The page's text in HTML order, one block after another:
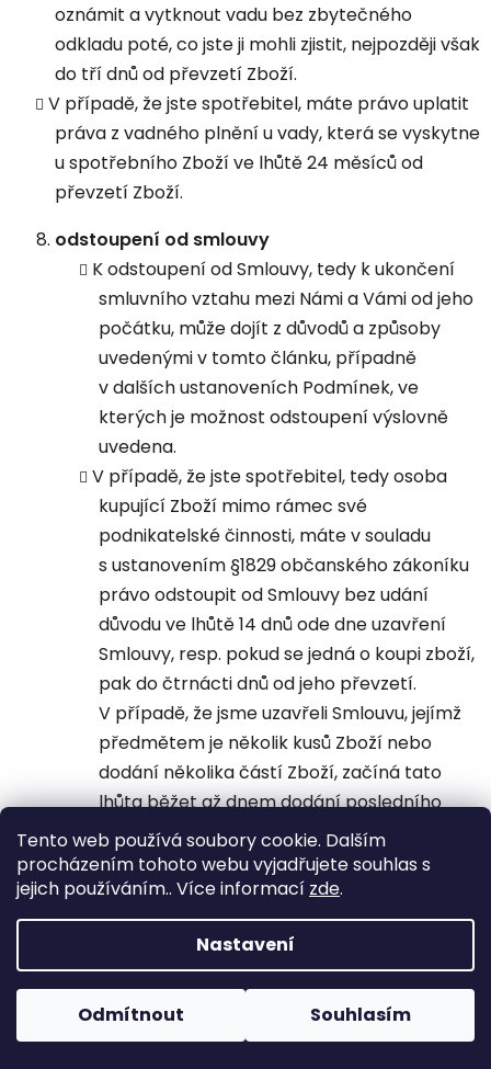
Tento web používá soubory cookie. Dalším
procházením tohoto webu vyjadřujete souhlas s
jejich používáním.. Více informací zde.
Nastavení
Odmítnout Souhlasím
oznámit a vytknout vadu bez zbytečného
odkladu poté, co jste ji mohli zjistit, nejpozději však
do tří dnů od převzetí Zboží.
V případě, že jste spotřebitel, máte právo uplatit
práva z vadného plnění u vady, která se vyskytne
u spotřebního Zboží ve lhůtě 24 měsíců od
převzetí Zboží.
odstoupení od smlouvy
K odstoupení od Smlouvy, tedy k ukončení
smluvního vztahu mezi Námi a Vámi od jeho
počátku, může dojít z důvodů a způsoby
uvedenými v tomto článku, případně
v dalších ustanoveních Podmínek, ve
kterých je možnost odstoupení výslovně
uvedena.
V případě, že jste spotřebitel, tedy osoba
kupující Zboží mimo rámec své
podnikatelské činnosti, máte v souladu
s ustanovením §1829 občanského zákoníku
právo odstoupit od Smlouvy bez udání
důvodu ve lhůtě 14 dnů ode dne uzavření
Smlouvy, resp. pokud se jedná o koupi zboží,
pak do čtrnácti dnů od jeho převzetí.
V případě, že jsme uzavřeli Smlouvu, jejímž
předmětem je několik kusů Zboží nebo
dodání několika částí Zboží, začíná tato
lhůta běžet až dnem dodání posledního
kusu nebo části Zboží, a v případě, že jsme
uzavřeli Smlouvu, na základě které Vám
budeme Zboží dodávat pravidelně a
opakovaně, začíná běžet dnem dodání
první dodávky.
Od Smlouvy můžete odstoupit jakýmkoliv
prokazatelným způsobem (zejména
zasláním e-mailu nebo dopisu na Naše